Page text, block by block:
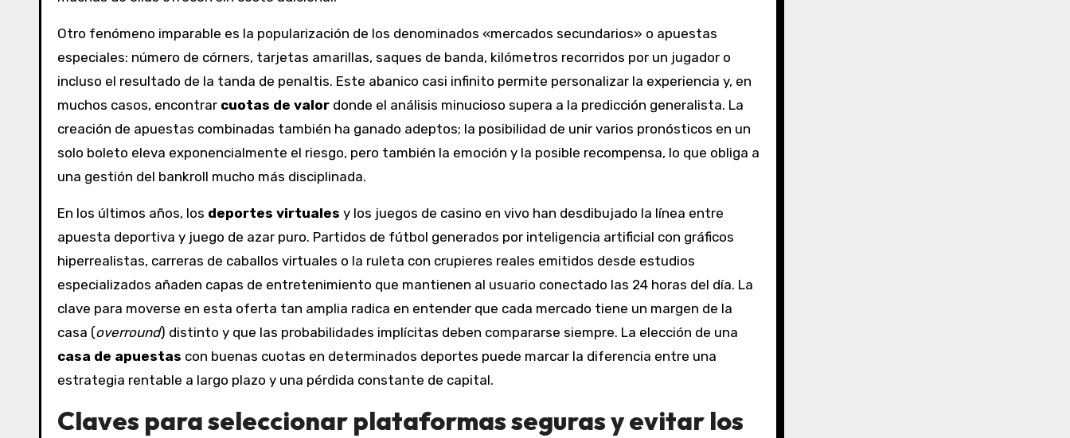
Otro fenómeno imparable es la popularización de los denominados «mercados secundarios» o apuestas
especiales: número de córners, tarjetas amarillas, saques de banda, kilómetros recorridos por un jugador o
incluso el resultado de la tanda de penaltis. Este abanico casi infinito permite personalizar la experiencia y, en
muchos casos, encontrar cuotas de valor donde el análisis minucioso supera a la predicción generalista. La
creación de apuestas combinadas también ha ganado adeptos; la posibilidad de unir varios pronósticos en un
solo boleto eleva exponencialmente el riesgo, pero también la emoción y la posible recompensa, lo que obliga a
una gestión del bankroll mucho más disciplinada.
En los últimos años, los deportes virtuales y los juegos de casino en vivo han desdibujado la línea entre
apuesta deportiva y juego de azar puro. Partidos de fútbol generados por inteligencia artificial con gráficos
hiperrealistas, carreras de caballos virtuales o la ruleta con crupieres reales emitidos desde estudios
especializados añaden capas de entretenimiento que mantienen al usuario conectado las 24 horas del día. La
clave para moverse en esta oferta tan amplia radica en entender que cada mercado tiene un margen de la
casa (overround) distinto y que las probabilidades implícitas deben compararse siempre. La elección de una
casa de apuestas con buenas cuotas en determinados deportes puede marcar la diferencia entre una
estrategia rentable a largo plazo y una pérdida constante de capital.
Claves para seleccionar plataformas seguras y evitar los